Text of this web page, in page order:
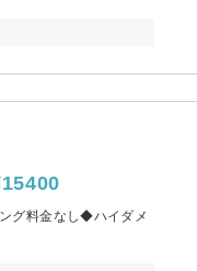
グ料金なし◆ハイダメ